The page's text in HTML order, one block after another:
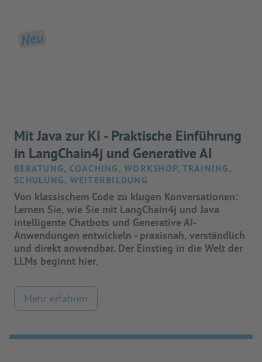
Neu
Mit Java zur KI - Praktische Einführung
in LangChain4j und Generative AI
BERATUNG, COACHING, WORKSHOP, TRAINING,
SCHULUNG, WEITERBILDUNG
Von klassischem Code zu klugen Konversationen:
Lernen Sie, wie Sie mit LangChain4j und Java
intelligente Chatbots und Generative AI-
Anwendungen entwickeln - praxisnah, verständlich
und direkt anwendbar. Der Einstieg in die Welt der
LLMs beginnt hier.
Mehr erfahren